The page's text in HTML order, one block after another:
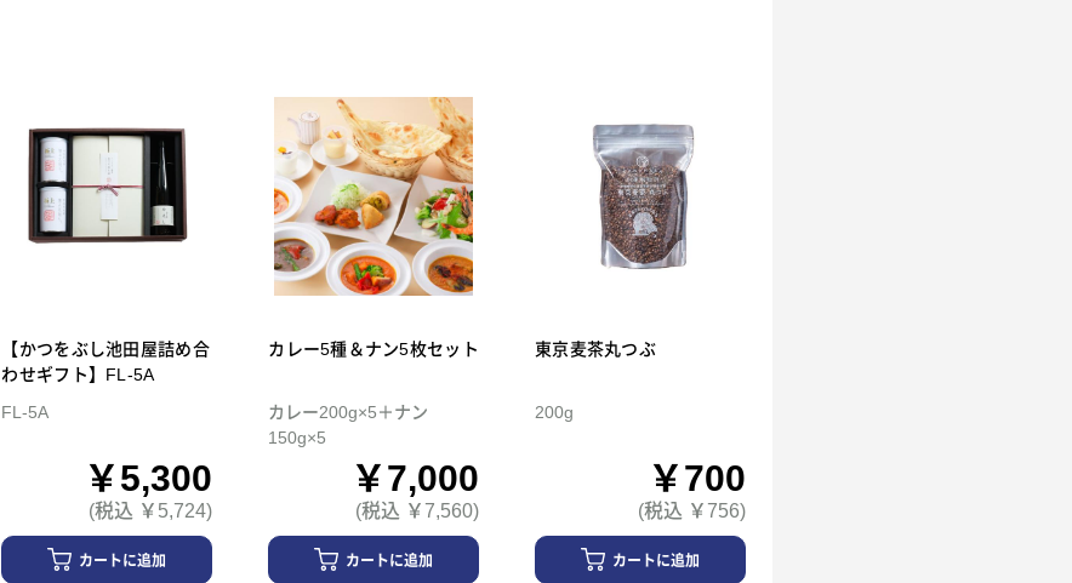
【かつをぶし池田屋詰め合
わせギフト】FL-5A
FL-5A
￥5,300
(税込 ￥5,724)
カートに追加
カレー5種＆ナン5枚セット
カレー200g×5＋ナン
150g×5
￥7,000
(税込 ￥7,560)
カートに追加
東京麦茶丸つぶ
200g
￥700
(税込 ￥756)
カートに追加